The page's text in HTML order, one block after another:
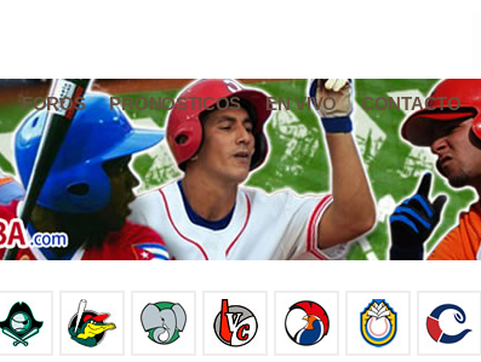
FOROS PRONÓSTICOS EN VIVO CONTACTO